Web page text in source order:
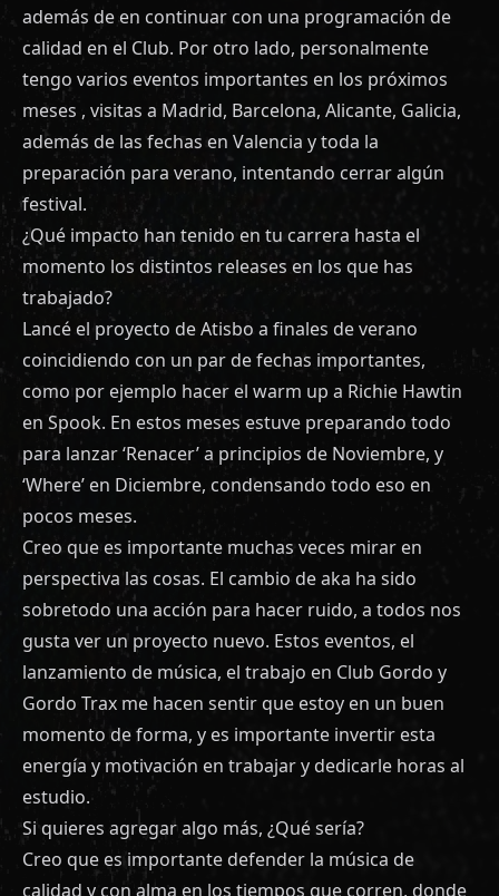
además de en continuar con una programación de
calidad en el Club. Por otro lado, personalmente
tengo varios eventos importantes en los próximos
meses , visitas a Madrid, Barcelona, Alicante, Galicia,
además de las fechas en Valencia y toda la
preparación para verano, intentando cerrar algún
festival.
¿Qué impacto han tenido en tu carrera hasta el
momento los distintos releases en los que has
trabajado?
Lancé el proyecto de Atisbo a finales de verano
coincidiendo con un par de fechas importantes,
como por ejemplo hacer el warm up a Richie Hawtin
en Spook. En estos meses estuve preparando todo
para lanzar ‘Renacer’ a principios de Noviembre, y
‘Where’ en Diciembre, condensando todo eso en
pocos meses.
Creo que es importante muchas veces mirar en
perspectiva las cosas. El cambio de aka ha sido
sobretodo una acción para hacer ruido, a todos nos
gusta ver un proyecto nuevo. Estos eventos, el
lanzamiento de música, el trabajo en Club Gordo y
Gordo Trax me hacen sentir que estoy en un buen
momento de forma, y es importante invertir esta
energía y motivación en trabajar y dedicarle horas al
estudio.
Si quieres agregar algo más, ¿Qué sería?
Creo que es importante defender la música de
calidad y con alma en los tiempos que corren, donde